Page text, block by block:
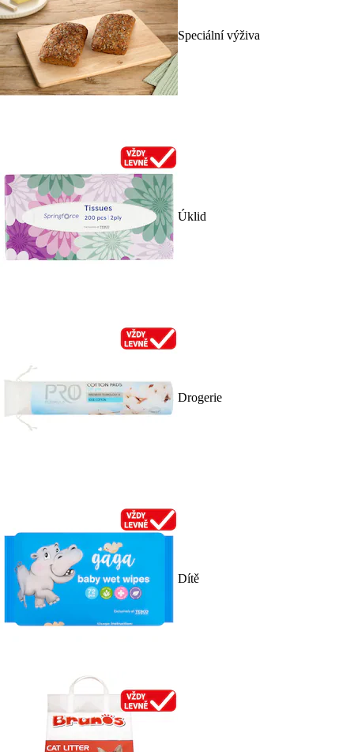
Speciální výživa
Úklid
Drogerie
Dítě